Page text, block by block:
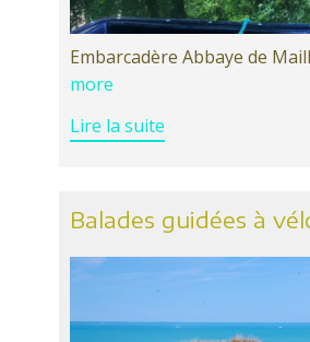
Embarcadère Abbaye de
more
Lire la suite
Balades guidées à